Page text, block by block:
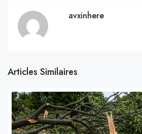
avxinhere
Articles Similaires